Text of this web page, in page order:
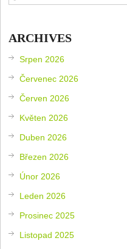
ARCHIVES
Srpen 2026
Červenec 2026
Červen 2026
Květen 2026
Duben 2026
Březen 2026
Únor 2026
Leden 2026
Prosinec 2025
Listopad 2025